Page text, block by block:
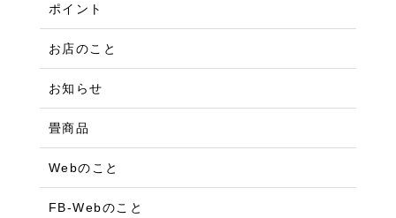
ポイント
お店のこと
お知らせ
畳商品
Webのこと
FB-Webのこと